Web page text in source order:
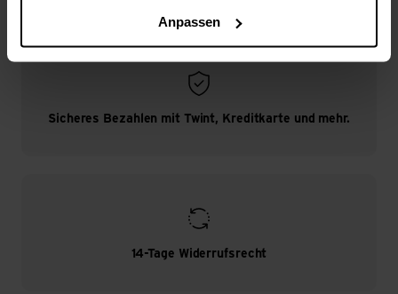
Anpassen
Sicheres Bezahlen mit Twint, Kreditkarte und mehr.
14-Tage Widerrufsrecht